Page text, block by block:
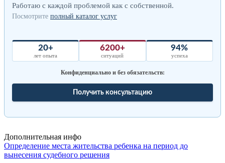
Работаю с каждой проблемой как с собственной.
Посмотрите полный каталог услуг
20+
лет опыта
6200+
ситуаций
94%
успеха
Конфиденциально и без обязательств:
Получить консультацию
Дополнительная инфо
Определение места жительства ребенка на период до
вынесения судебного решения